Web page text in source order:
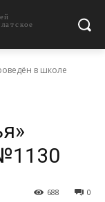
в школе
0
688